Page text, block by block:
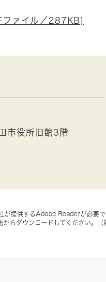
ファイル／287KB]
市役所旧館3階
が提供するAdobe Readerが必要で
らダウンロードしてください。（